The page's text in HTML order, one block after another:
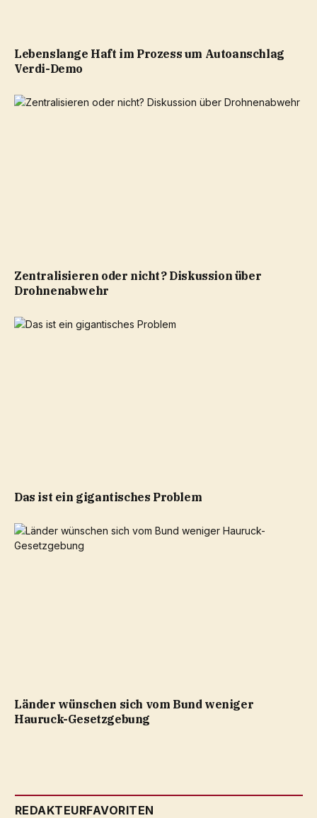
Lebenslange Haft im Prozess um Autoanschlag
Verdi-Demo
Zentralisieren oder nicht? Diskussion über
Drohnenabwehr
Das ist ein gigantisches Problem
Länder wünschen sich vom Bund weniger
Hauruck-Gesetzgebung
REDAKTEURFAVORITEN